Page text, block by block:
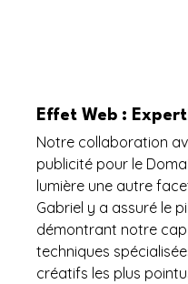
Effet Web :
Notre collaboration
publicité pour le
lumière une autre
Gabriel y a assuré le
démontrant notre
techniques
créatifs les plus